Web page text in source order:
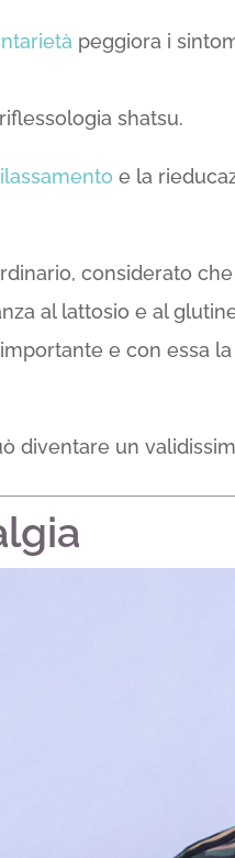
peggiora i
shatsu.
e la
considerato
al lattosio e al
e con essa
diventare un